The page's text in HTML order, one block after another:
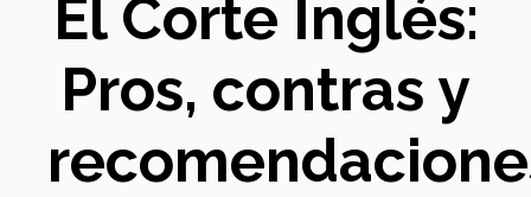
El Corte Inglés:
Pros, contras y